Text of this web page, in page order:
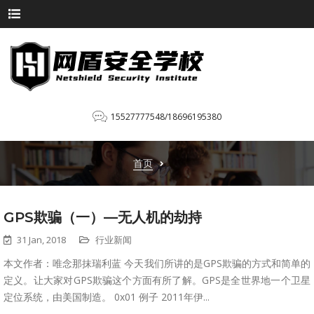
15527777548/18696195380
首页
GPS欺骗（一）—无人机的劫持
31 Jan, 2018 行业新闻
本文作者：唯念那抹瑞利蓝 今天我们所讲的是GPS欺骗的方式和简单的
定义。让大家对GPS欺骗这个方面有所了解。GPS是全世界地一个卫星
定位系统，由美国制造。 0x01 例子 2011年伊...